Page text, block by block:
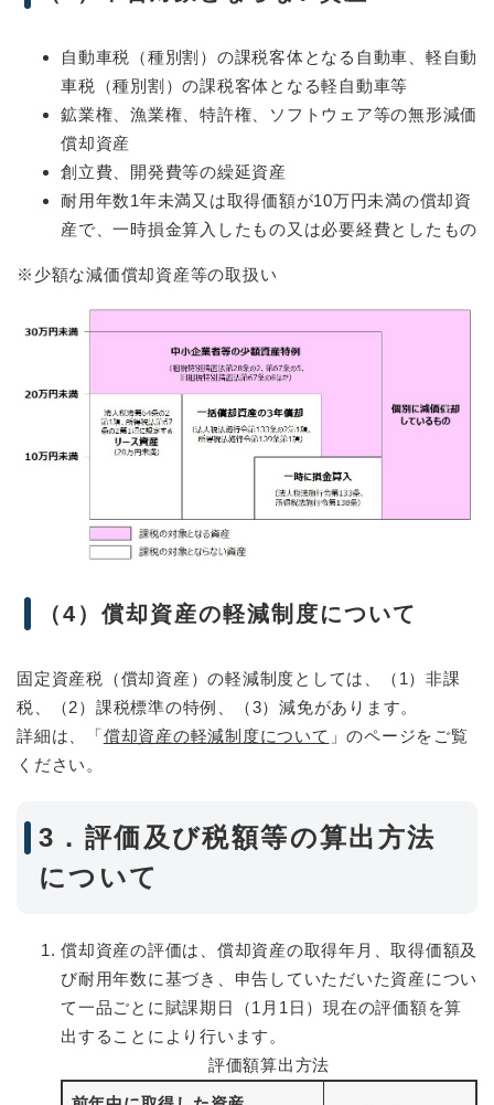
自動車税（種別割）の課税客体となる自動車、軽自動
車税（種別割）の課税客体となる軽自動車等
鉱業権、漁業権、特許権、ソフトウェア等の無形減価
償却資産
創立費、開発費等の繰延資産
耐用年数1年未満又は取得価額が10万円未満の償却資
産で、一時損金算入したもの又は必要経費としたもの
※少額な減価償却資産等の取扱い
（4）償却資産の軽減制度について
固定資産税（償却資産）の軽減制度としては、（1）非課
税、（2）課税標準の特例、（3）減免があります。
詳細は、「償却資産の軽減制度について 」のページをご覧
ください。
3．評価及び税額等の算出方法
について
償却資産の評価は、償却資産の取得年月、取得価額及
び耐用年数に基づき、申告していただいた資産につい
て一品ごとに賦課期日（1月1日）現在の評価額を算
出することにより行います。
評価額算出方法